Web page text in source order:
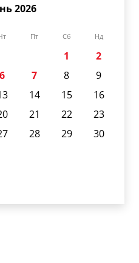
2026
Пт Сб Нд
1
2
6 7 8
9
14 15
16
21 22
23
28 29
30